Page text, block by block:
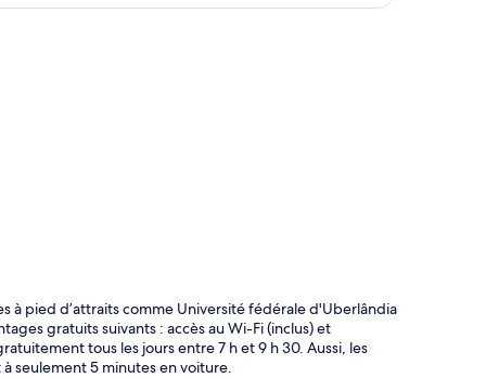
à pied d’attraits comme Université fédérale d'Uberlândia
gratuits suivants : accès au Wi-Fi (inclus) et
tous les jours entre 7 h et 9 h 30. Aussi, les
seulement 5 minutes en voiture.